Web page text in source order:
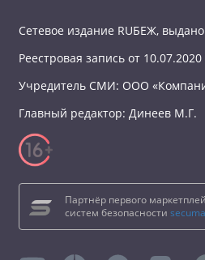
Сетевое издание RUБЕЖ,
Реестровая запись от
Учредитель СМИ: ООО
Главный редактор: Динеев М.Г.
Партнёр первого
систем безопасности